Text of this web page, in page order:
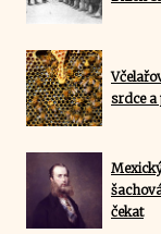
srdce a
čekat